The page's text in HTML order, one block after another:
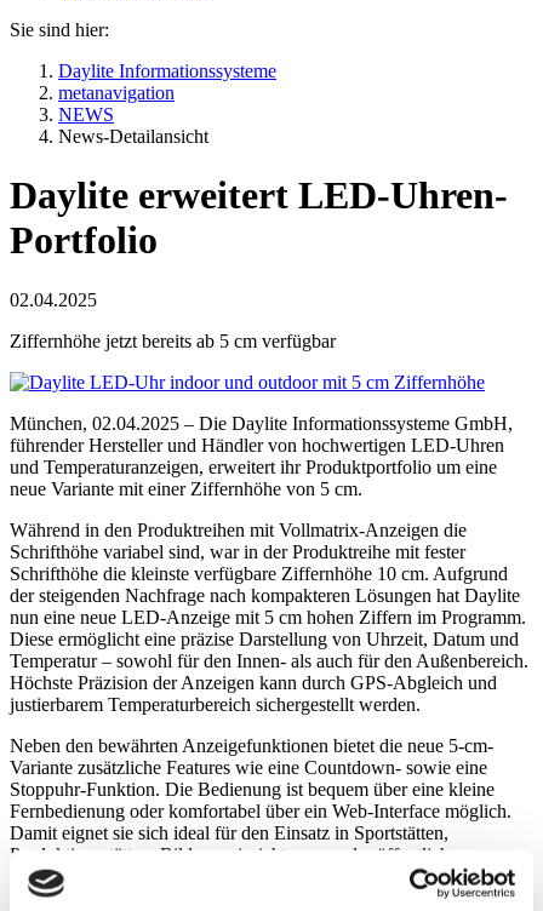
Sie sind hier:
Daylite Informationssysteme
metanavigation
NEWS
News-Detailansicht
Daylite erweitert LED-Uhren-
Portfolio
02.04.2025
Ziffernhöhe jetzt bereits ab 5 cm verfügbar
München, 02.04.2025 – Die Daylite Informationssysteme GmbH,
führender Hersteller und Händler von hochwertigen LED-Uhren
und Temperaturanzeigen, erweitert ihr Produktportfolio um eine
neue Variante mit einer Ziffernhöhe von 5 cm.
Während in den Produktreihen mit Vollmatrix-Anzeigen die
Schrifthöhe variabel sind, war in der Produktreihe mit fester
Schrifthöhe die kleinste verfügbare Ziffernhöhe 10 cm. Aufgrund
der steigenden Nachfrage nach kompakteren Lösungen hat Daylite
nun eine neue LED-Anzeige mit 5 cm hohen Ziffern im Programm.
Diese ermöglicht eine präzise Darstellung von Uhrzeit, Datum und
Temperatur – sowohl für den Innen- als auch für den Außenbereich.
Höchste Präzision der Anzeigen kann durch GPS-Abgleich und
justierbarem Temperaturbereich sichergestellt werden.
Neben den bewährten Anzeigefunktionen bietet die neue 5-cm-
Variante zusätzliche Features wie eine Countdown- sowie eine
Stoppuhr-Funktion. Die Bedienung ist bequem über eine kleine
Fernbedienung oder komfortabel über ein Web-Interface möglich.
Damit eignet sie sich ideal für den Einsatz in Sportstätten,
Produktionsstätten, Bildungseinrichtungen oder öffentlichen
Einrichtungen, die eine kompakte und gut lesbare Zeit- und
Temperaturanzeige benötigen.